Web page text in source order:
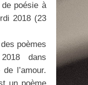
poésie à
2018 (23
poèmes
dans
l’amour.